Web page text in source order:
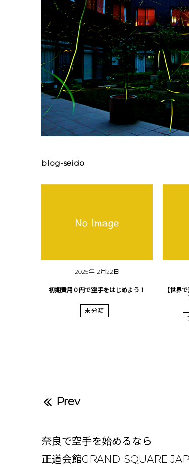
blog-seido
2025年12月22日
初期費用０円で空手をはじめよう！
未分類
【世界
Prev
奈良で空手を始めるなら
正道会館GRAND-SQUARE